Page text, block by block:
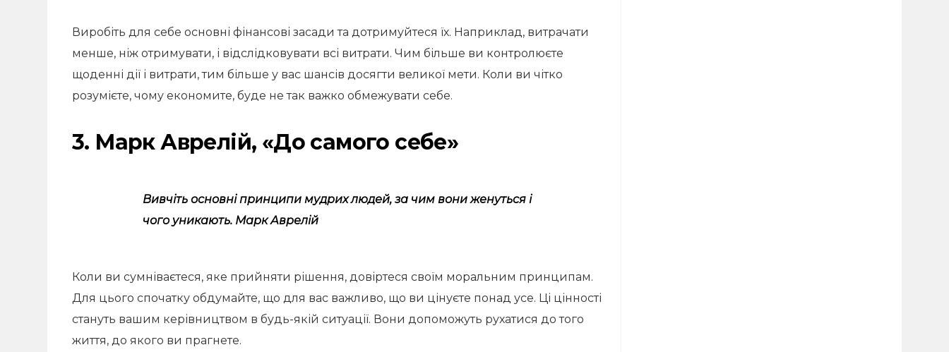
Виробіть для себе основні фінансові засади та дотримуйтеся їх. Наприклад, витрачати
менше, ніж отримувати, і відслідковувати всі витрати. Чим більше ви контролюєте
щоденні дії і витрати, тим більше у вас шансів досягти великої мети. Коли ви чітко
розумієте, чому економите, буде не так важко обмежувати себе.
3. Марк Аврелій, «До самого себе»
Вивчіть основні принципи мудрих людей, за чим вони женуться і
чого уникають. Марк Аврелій
Коли ви сумніваєтеся, яке прийняти рішення, довіртеся своїм моральним принципам.
Для цього спочатку обдумайте, що для вас важливо, що ви цінуєте понад усе. Ці цінності
стануть вашим керівництвом в будь-якій ситуації. Вони допоможуть рухатися до того
життя, до якого ви прагнете.